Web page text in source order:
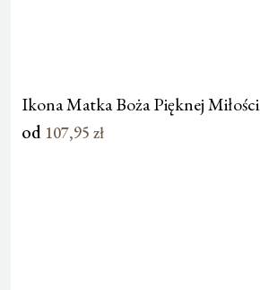
Ikona Matka Boża Pięknej Miłości
od 107,95 zł